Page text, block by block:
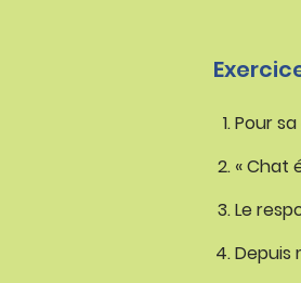
Pour
« Chat
Le
Depuis